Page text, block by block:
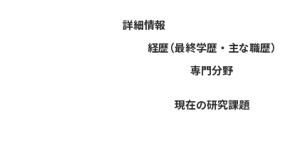
詳細情報
経歴（最終学歴・主な職歴）
専門分野
現在の研究課題